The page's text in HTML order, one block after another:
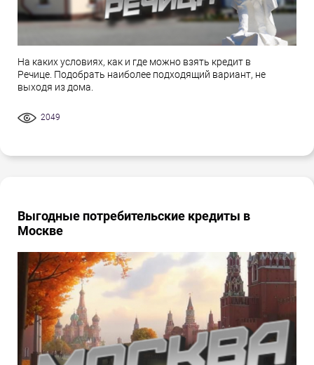
На каких условиях, как и где можно взять кредит в
Речице. Подобрать наиболее подходящий вариант, не
выходя из дома.
2049
Выгодные потребительские кредиты в
Москве